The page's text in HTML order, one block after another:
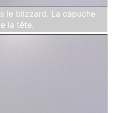
le blizzard. La capuche
la tête.